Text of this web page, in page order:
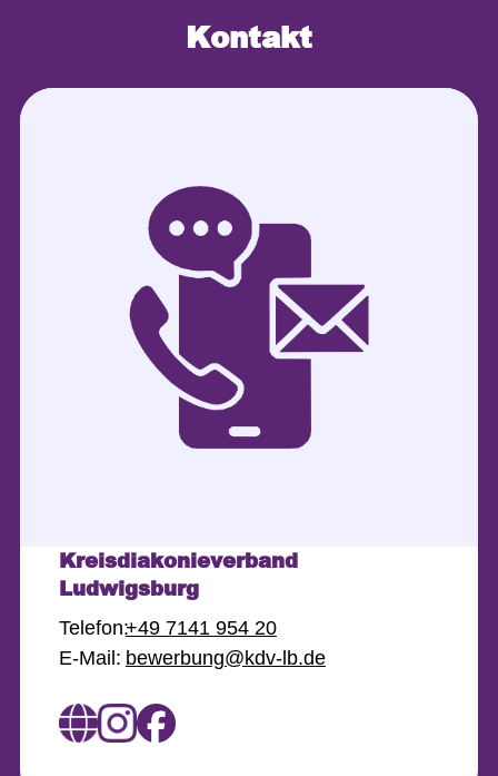
Kontakt
Kreisdiakonieverband
Ludwigsburg
Telefon:+49 7141 954 20
E-Mail: bewerbung@kdv-lb.de